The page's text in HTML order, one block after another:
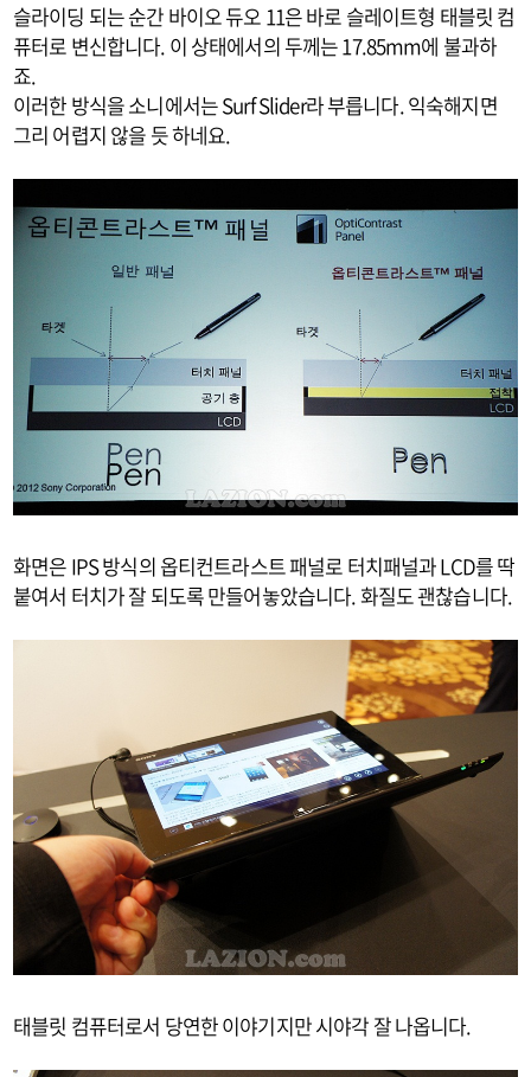
슬라이딩 되는 순간 바이오 듀오 11은 바로 슬레이트형 태블릿 컴
퓨터로 변신합니다. 이 상태에서의 두께는 17.85mm에 불과하
죠.
이러한 방식을 소니에서는 Surf Slider라 부릅니다. 익숙해지면
그리 어렵지 않을 듯 하네요.
화면은 IPS 방식의 옵티컨트라스트 패널로 터치패널과 LCD를 딱
붙여서 터치가 잘 되도록 만들어놓았습니다. 화질도 괜찮습니다.
태블릿 컴퓨터로서 당연한 이야기지만 시야각 잘 나옵니다.